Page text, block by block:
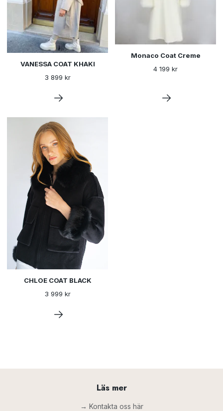
VANESSA COAT KHAKI
3 899 kr
Monaco Coat Creme
4 199 kr
CHLOE COAT BLACK
3 999 kr
Läs mer
→ Kontakta oss här